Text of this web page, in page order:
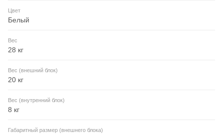
Цвет
Белый
Вес
28 кг
Вес (внешний блок)
20 кг
Вес (внутренний блок)
8 кг
Габаритный размер (внешнего блока)